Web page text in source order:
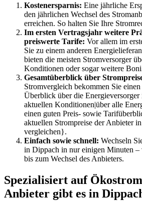
Kostenersparnis: Eine jährliche
den jährlichen Wechsel des
erreichen. So halten Sie Ihre
Im ersten Vertragsjahr weitere
preiswerte Tarife: Vor allem im
Sie zu einem anderen
bieten die meisten Stromversorger
Konditionen oder sogar weitere
Gesamtüberblick über
Stromvergleich bekommen Sie einen
Überblick über die
aktuellen Konditionen|über alle
einen guten Preis- sowie
aktuellen Strompreise der Anbieter
vergleichen}.
Einfach sowie schnell: Wechseln
in Dippach in nur einigen Minuten –
bis zum Wechsel des Anbieters.
Spezialisiert auf
Anbieter gibt es in